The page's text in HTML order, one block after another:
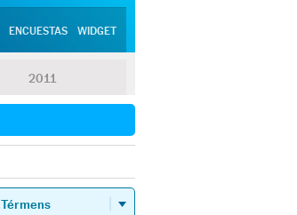
ENCUESTAS WIDGET
2011